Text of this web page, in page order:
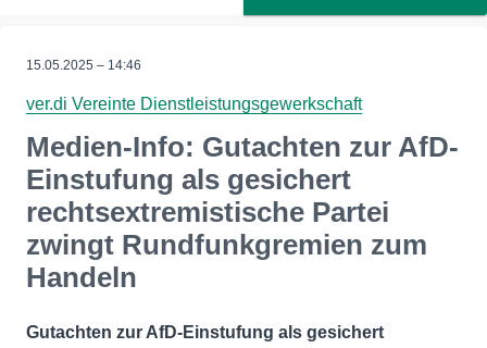
15.05.2025 – 14:46
ver.di Vereinte Dienstleistungsgewerkschaft
Medien-Info: Gutachten zur AfD-
Einstufung als gesichert
rechtsextremistische Partei
zwingt Rundfunkgremien zum
Handeln
Gutachten zur AfD-Einstufung als gesichert